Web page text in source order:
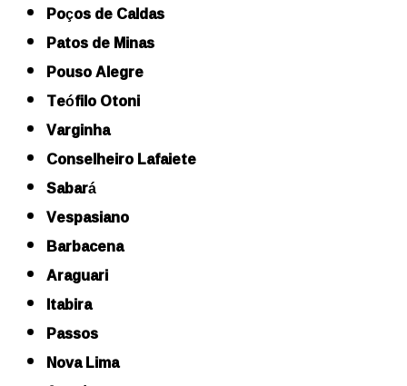
Poços de Caldas
Patos de Minas
Pouso Alegre
Teófilo Otoni
Varginha
Conselheiro Lafaiete
Sabará
Vespasiano
Barbacena
Araguari
Itabira
Passos
Nova Lima